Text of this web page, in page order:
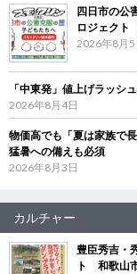
四日市の公
ロジェクト
2026年8月5
「中東発」値上げラッ
2026年8月4日
物価高でも「夏は家族で
猛暑への備えも必須
2026年8月3日
カルチャー
豊臣秀吉・
ト 和歌山